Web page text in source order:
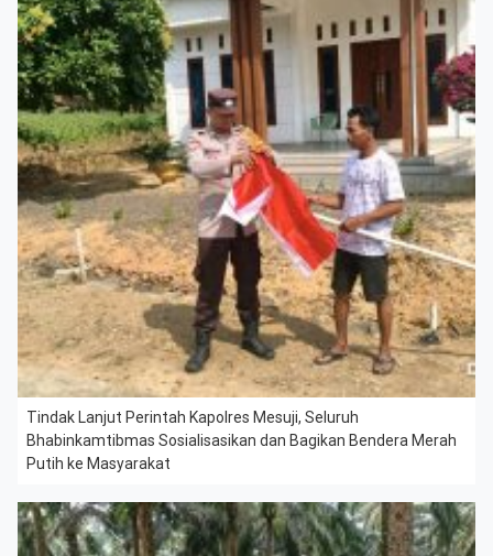
Tindak Lanjut Perintah Kapolres Mesuji, Seluruh
Bhabinkamtibmas Sosialisasikan dan Bagikan Bendera Merah
Putih ke Masyarakat